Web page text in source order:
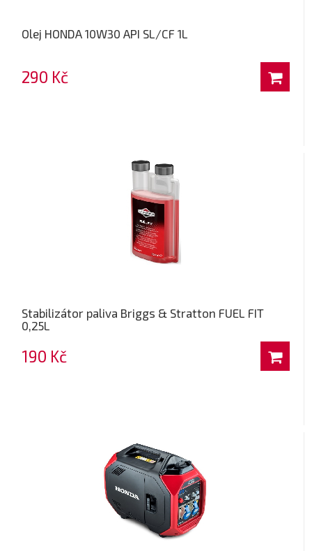
Olej HONDA 10W30 API SL/CF 1L
290 Kč
Stabilizátor paliva Briggs & Stratton FUEL FIT
0,25L
190 Kč